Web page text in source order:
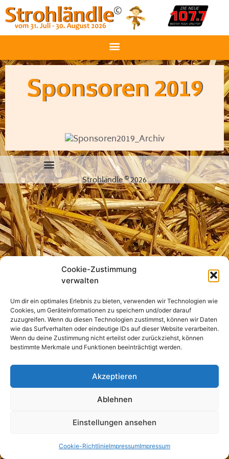
Cookie-Zustimmung
verwalten
Um dir ein optimales Erlebnis zu bieten, verwenden wir Technologien wie
Cookies, um Geräteinformationen zu speichern und/oder darauf
zuzugreifen. Wenn du diesen Technologien zustimmst, können wir Daten
wie das Surfverhalten oder eindeutige IDs auf dieser Website verarbeiten.
Wenn du deine Zustimmung nicht erteilst oder zurückziehst, können
bestimmte Merkmale und Funktionen beeinträchtigt werden.
Akzeptieren
Ablehnen
Einstellungen ansehen
Cookie-RichtlinieImpressumImpressum
Sponsoren 2019
Strohländle©2026